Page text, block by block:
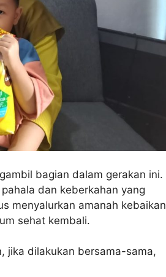
bagian dalam gerakan ini.
dan keberkahan yang
menyalurkan amanah kebaikan
sehat kembali.
jika dilakukan bersama-sama,